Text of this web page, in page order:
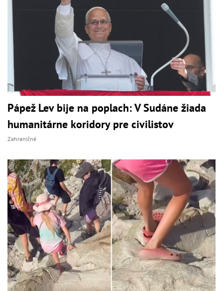
Pápež Lev bije na poplach: V Sudáne žiada
humanitárne koridory pre civilistov
Zahraničné